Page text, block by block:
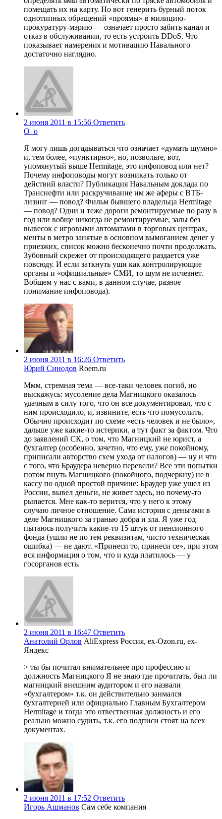
помещать их на карту. Но вот генерить бурный поток
однотипных обращений «проямы» в милицию-
прокуратуру-мэрию — означает просто забить канал и
отказ в обслуживании, то есть устроить DDoS. Что
показывает намерения и мотивацию Навального
достаточно наглядно.
2 июня 2011 в 15:56 Ответить
O_o
Я могу лишь догадываться что означает «думать шумно»
и, тем более, «пунктирно», но, позвольте, вот,
упомянутый выше Hermitage, это инфоповод или нет?
Почему инфоповоды могут возникать только от
действий власти? Публикация Навальным доклада по
Транснефти или раскручивание им же аферы с ВТБ-
лизинг — повод? Фильм бывшего владельца Hermitage
— повод? Одни и теже дороги ремонтируемые по разу в
год или вобще никогда не ремонтируемые, залы без
вывесок с игровыми автоматами в торговых центрах,
менты в метро занятые в основном вымоганием денег у
приезжих, список можно бесконечно почти продолжать.
Зубовный скрежет от происходящего раздается уже
повсюду. И если заткнуть уши как контролирующие
органы и «официальные» СМИ, то шум не исчезнет.
Вобщем у нас с вами, в данном случае, разное
понимание инфоповода).
2 июня 2011 в 16:26 Ответить
Юрий Синодов Roem.ru
Ммм, стремная тема — все-таки человек погиб, но
выскажусь: мусоление дела Магницкого оказалось
удачным в силу того, что он все документировал, что с
ним происходило, и, извините, есть что помусолить.
Обычно происходит по схеме «есть человек и не было»,
дальше уже какие-то истерики, а тут факт за фактом. Что
до заявлений СК, о том, что Магницкий не юрист, а
бухгалтер (особенно, зачетно, что ему, уже покойному,
приписали авторство схем ухода от налогов) — ну и что
с того, что Браудера неверно перевели? Все эти попытки
потом пнуть Магницкого (покойного, подчеркну) не в
кассу по одной простой причине: Браудер уже ушел из
России, вывел деньги, не живет здесь, но почему-то
рыпается. Мне как-то верится, что у него к этому
случаю личное отношение. Сама история с деньгами в
деле Магницкого за гранью добра и зла. Я уже год
пытаюсь получить какие-то 15 штук от пенсионного
фонда (ушли не по тем реквизитам, чисто техническая
ошибка) — не дают. «Принеси то, принеси се», при этом
вся информация о том, что и куда платилось — у
госорганов есть.
2 июня 2011 в 16:47 Ответить
Анатолий Орлов AliExpress Россия, ex-Ozon.ru, ex-
Яндекс
> ты бы почитал внимательнее про профессию и
должность Магницкого Я не знаю где прочитать, был ли
магницкий внешним аудитором и его назвали
«бухгалтером» т.к. он действительно занмался
бухгалтерией или официально Главным Бухгалтером
Hermitage и тогда это отвественная должность и его
реально можно судить, т.к. его подписи стоят на всех
документах.
2 июня 2011 в 17:52 Ответить
Игорь Ашманов Сам себе компания